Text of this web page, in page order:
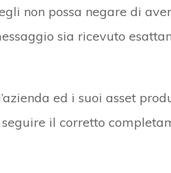
non possa negare di
sia ricevuto
ed i suoi asset
il corretto